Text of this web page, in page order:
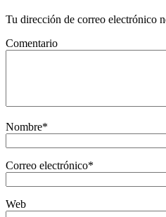
Tu dirección de correo electrónico
Comentario
Nombre*
Correo electrónico*
Web